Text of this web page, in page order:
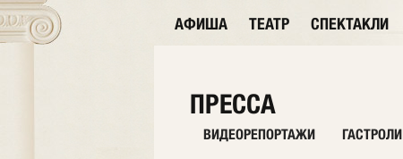
АФИША ТЕАТР СПЕКТАКЛИ
ПРЕССА
ВИДЕОРЕПОРТАЖИ ГАСТРОЛИ